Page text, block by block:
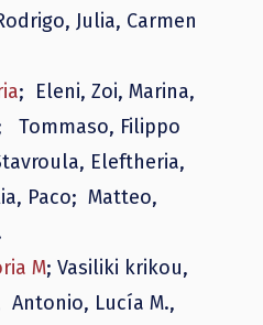
Julia, Carmen
; Eleni, Zoi, Marina,
Tommaso, Filippo
Eleftheria,
Paco; Matteo,
M; Vasiliki krikou,
Antonio, Lucía M.,